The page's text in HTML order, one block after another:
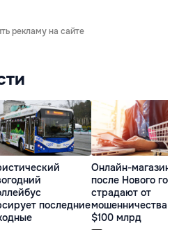
рекламу на сайте
последние
Онлайн-магазины
после Нового года
страдают от
мошенничества
$100 млрд